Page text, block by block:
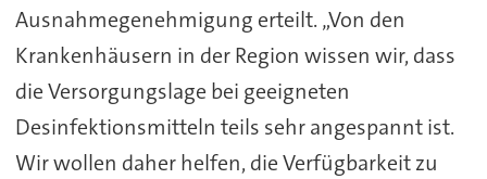
Ausnahmegenehmigung erteilt. „Von den
Krankenhäusern in der Region wissen wir, dass
die Versorgungslage bei geeigneten
Desinfektionsmitteln teils sehr angespannt ist.
Wir wollen daher helfen, die Verfügbarkeit zu